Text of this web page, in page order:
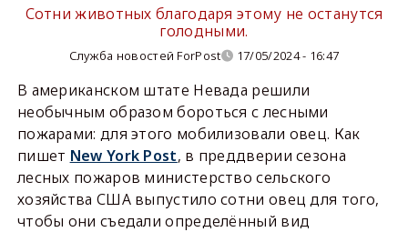
Сотни животных благодаря этому не останутся
голодными.
Служба новостей ForPost 17/05/2024 - 16:47
В американском штате Невада решили
необычным образом бороться с лесными
пожарами: для этого мобилизовали овец. Как
пишет New York Post, в преддверии сезона
лесных пожаров министерство сельского
хозяйства США выпустило сотни овец для того,
чтобы они съедали определённый вид